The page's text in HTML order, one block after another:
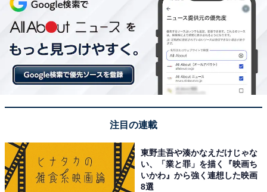
ブラウン「9360cc」
メンズ 9360cc 【Amazon.co.jp 限定】6in1アルコール洗
浄システム付 シェーバーケース付 ブラック
Amazonで見る
注目の連載
東野圭吾や湊かなえだけじゃな
い、「業と罪」を描く『映画ち
いかわ』から強く連想した映画
8選